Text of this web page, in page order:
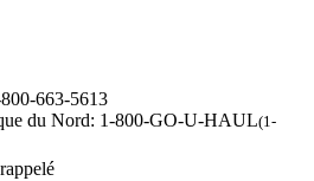
663-5613
du Nord: 1-800-GO-U-HAUL(1-